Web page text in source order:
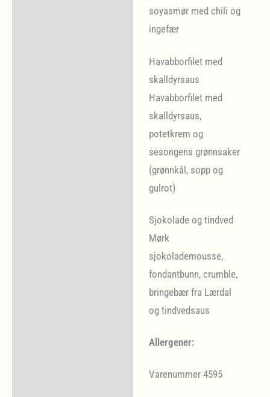
soyasmør med chili og
ingefær
Havabborfilet med
skalldyrsaus
Havabborfilet med
skalldyrsaus,
potetkrem og
sesongens grønnsaker
(grønnkål, sopp og
gulrot)
Sjokolade og tindved
Mørk
sjokolademousse,
fondantbunn, crumble,
bringebær fra Lærdal
og tindvedsaus
Allergener:
Varenummer 4595